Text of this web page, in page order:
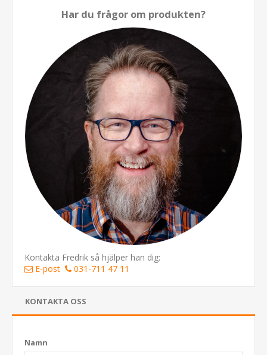
Har du frågor om produkten?
Kontakta Fredrik så hjälper han dig:
E-post
031-711 47 11
KONTAKTA OSS
Namn